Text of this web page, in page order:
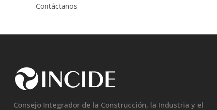
Contáctanos
Consejo Integrador de la Construcción, la Industria y el